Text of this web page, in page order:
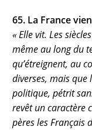
65. La France
« Elle vit. Les
même au long du
qu’étreignent, au
diverses, mais que
politique, pétrit
revêt un caractère
pères les Français